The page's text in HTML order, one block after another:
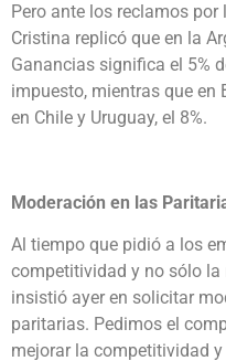
Pero ante los reclamos
Cristina replicó que en la
Ganancias significa el 5%
impuesto, mientras que en
en Chile y Uruguay, el 8%.
Moderación en las
Al tiempo que pidió a los
competitividad y no sólo la
insistió ayer en solicitar
paritarias. Pedimos el
mejorar la competitividad